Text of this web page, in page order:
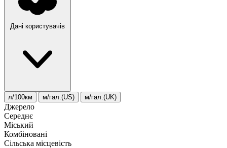
Дані користувачів
л/100км м/гал.(US) м/гал.(UK)
Джерело
Середнє
Міський
Комбіновані
Сільська місцевість